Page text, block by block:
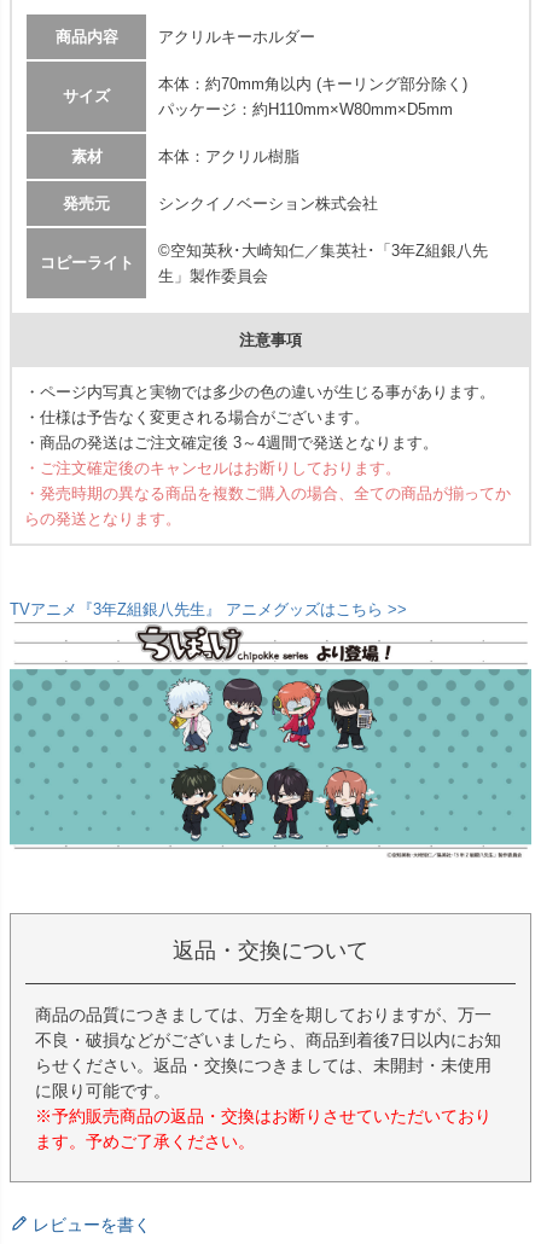
商品内容 アクリルキーホルダー
サイズ
本体：約70mm角以内 (キーリング部分除く)
パッケージ：約H110mm×W80mm×D5mm
素材 本体：アクリル樹脂
発売元 シンクイノベーション株式会社
コピーライト
©空知英秋･大崎知仁／集英社･「3年Z組銀八先
生」製作委員会
注意事項
・ページ内写真と実物では多少の色の違いが生じる事があります。
・仕様は予告なく変更される場合がございます。
・商品の発送はご注文確定後 3～4週間で発送となります。
・ご注文確定後のキャンセルはお断りしております。
・発売時期の異なる商品を複数ご購入の場合、全ての商品が揃ってか
らの発送となります。
TVアニメ『3年Z組銀八先生』 アニメグッズはこちら >>
返品・交換について
商品の品質につきましては、万全を期しておりますが、万一
不良・破損などがございましたら、商品到着後7日以内にお知
らせください。返品・交換につきましては、未開封・未使用
に限り可能です。
※予約販売商品の返品・交換はお断りさせていただいており
ます。予めご了承ください。
レビューを書く